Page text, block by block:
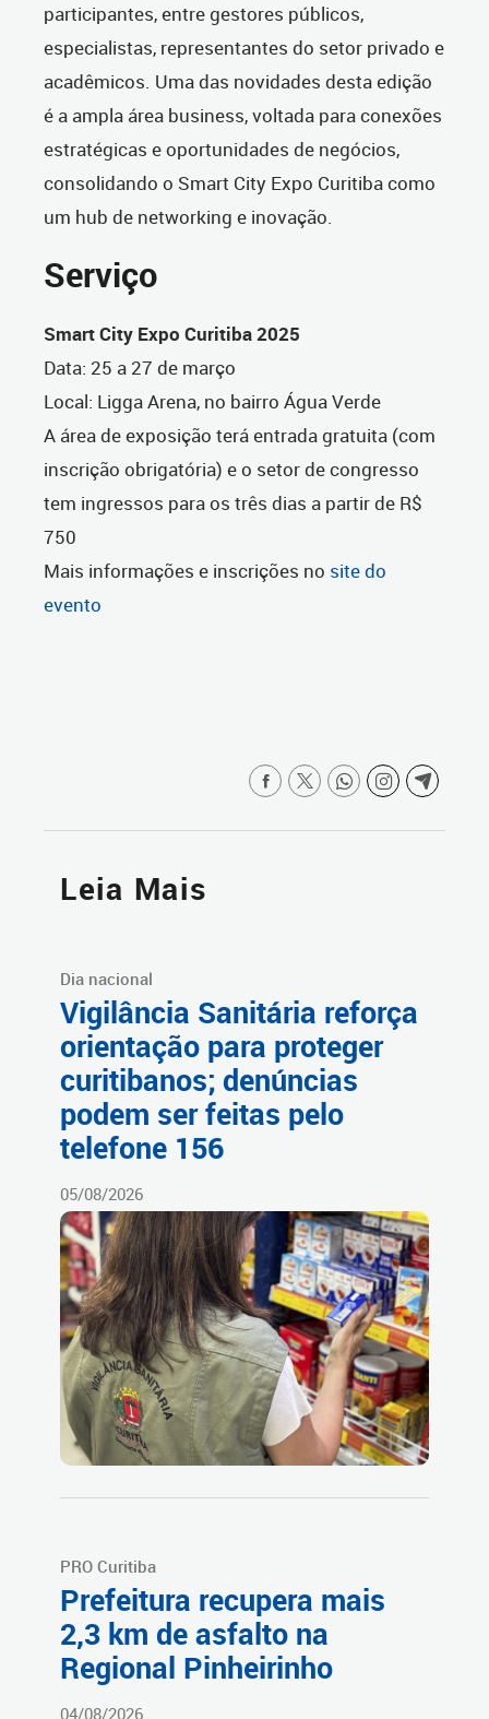
participantes, entre gestores públicos,
especialistas, representantes do setor privado e
acadêmicos. Uma das novidades desta edição
é a ampla área business, voltada para conexões
estratégicas e oportunidades de negócios,
consolidando o Smart City Expo Curitiba como
um hub de networking e inovação.
Serviço
Smart City Expo Curitiba 2025
Data: 25 a 27 de março
Local: Ligga Arena, no bairro Água Verde
A área de exposição terá entrada gratuita (com
inscrição obrigatória) e o setor de congresso
tem ingressos para os três dias a partir de R$
750
Mais informações e inscrições no site do
evento
Leia Mais
Dia nacional
Vigilância Sanitária reforça
orientação para proteger
curitibanos; denúncias
podem ser feitas pelo
telefone 156
05/08/2026
PRO Curitiba
Prefeitura recupera mais
2,3 km de asfalto na
Regional Pinheirinho
04/08/2026